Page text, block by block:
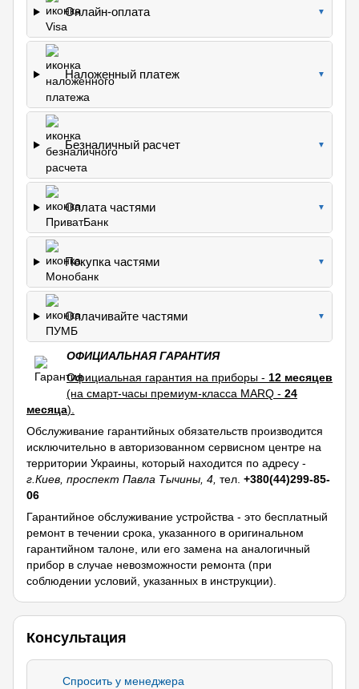
Онлайн-оплата ▼
Наложенный платеж ▼
Безналичный расчет ▼
Оплата частями ▼
Покупка частями ▼
Оплачивайте частями ▼
ОФИЦИАЛЬНАЯ ГАРАНТИЯ
Официальная гарантия на приборы - 12 месяцев
(на смарт-часы премиум-класса MARQ - 24
месяца).
Обслуживание гарантийных обязательств производится
исключительно в авторизованном сервисном центре на
территории Украины, который находится по адресу -
г.Киев, проспект Павла Тычины, 4, тел. +380(44)299-85-
06
Гарантийное обслуживание устройства - это бесплатный
ремонт в течении срока, указанного в оригинальном
гарантийном талоне, или его замена на аналогичный
прибор в случае невозможности ремонта (при
соблюдении условий, указанных в инструкции).
Консультация
Спросить у менеджера